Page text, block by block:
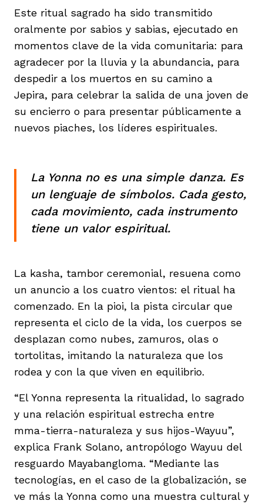
Este ritual sagrado ha sido transmitido
oralmente por sabios y sabias, ejecutado en
momentos clave de la vida comunitaria: para
agradecer por la lluvia y la abundancia, para
despedir a los muertos en su camino a
Jepira, para celebrar la salida de una joven de
su encierro o para presentar públicamente a
nuevos piaches, los líderes espirituales.
La Yonna no es una simple danza. Es
un lenguaje de símbolos. Cada gesto,
cada movimiento, cada instrumento
tiene un valor espiritual.
La kasha, tambor ceremonial, resuena como
un anuncio a los cuatro vientos: el ritual ha
comenzado. En la pioi, la pista circular que
representa el ciclo de la vida, los cuerpos se
desplazan como nubes, zamuros, olas o
tortolitas, imitando la naturaleza que los
rodea y con la que viven en equilibrio.
“El Yonna representa la ritualidad, lo sagrado
y una relación espiritual estrecha entre
mma-tierra-naturaleza y sus hijos-Wayuu”,
explica Frank Solano, antropólogo Wayuu del
resguardo Mayabangloma. “Mediante las
tecnologías, en el caso de la globalización, se
ve más la Yonna como una muestra cultural y
del Cesar
Ana